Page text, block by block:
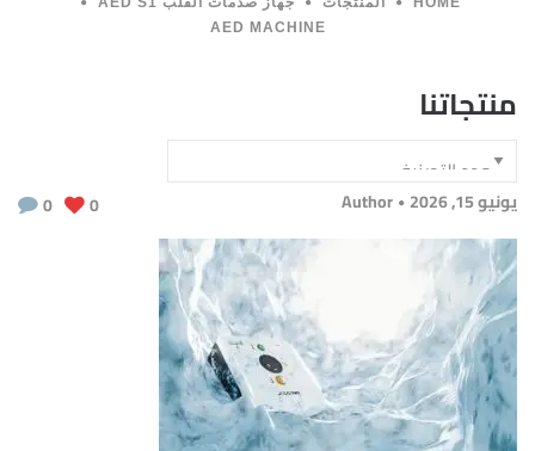
AED MACHINE
منتجاتنا
يونيو 15, 2026 Author
0 0